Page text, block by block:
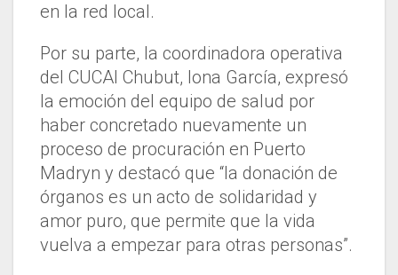
en la red local.
Por su parte, la coordinadora operativa
del CUCAI Chubut, Iona García, expresó
la emoción del equipo de salud por
haber concretado nuevamente un
proceso de procuración en Puerto
Madryn y destacó que “la donación de
órganos es un acto de solidaridad y
amor puro, que permite que la vida
vuelva a empezar para otras personas”.